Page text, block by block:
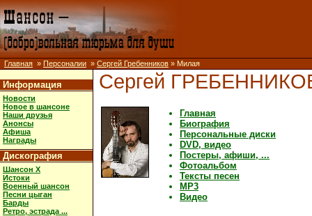
Главная » Персоналии » Сергей Гребенников » Милая
Информация
Новости
Новое в шансоне
Наши друзья
Анонсы
Афиша
Награды
Дискография
Шансон X
Истоки
Военный шансон
Песни цыган
Барды
Ретро, эстрада ...
Сергей
Главная
Биография
Персональные диски
DVD, видео
Постеры, афиши, ...
Фотоальбом
Тексты песен
MP3
Видео